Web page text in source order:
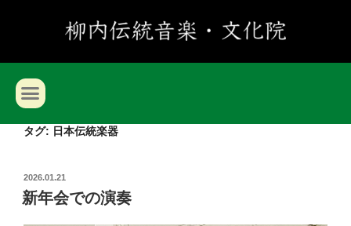
タグ: 日本伝統楽器
2026.01.21
新年会での演奏